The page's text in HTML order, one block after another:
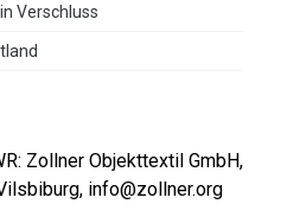
Verschluss
Zollner Objekttextil GmbH,
info@zollner.org